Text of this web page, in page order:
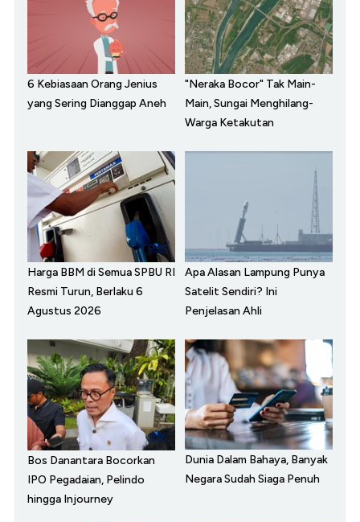
6 Kebiasaan Orang Jenius
yang Sering Dianggap Aneh
"Neraka Bocor" Tak Main-
Main, Sungai Menghilang-
Warga Ketakutan
Harga BBM di Semua SPBU RI
Resmi Turun, Berlaku 6
Agustus 2026
Apa Alasan Lampung Punya
Satelit Sendiri? Ini
Penjelasan Ahli
Bos Danantara Bocorkan
IPO Pegadaian, Pelindo
hingga Injourney
Dunia Dalam Bahaya, Banyak
Negara Sudah Siaga Penuh